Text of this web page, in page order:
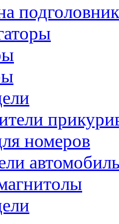
подголовник
номеров